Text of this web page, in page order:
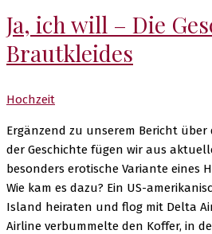
Ja, ich will – Die
Brautkleides
Hochzeit
Ergänzend zu unserem Bericht
der Geschichte fügen wir aus
besonders erotische Variante eines
Wie kam es dazu? Ein US-
Island heiraten und flog mit Delta
Airline verbummelte den Koffer, in